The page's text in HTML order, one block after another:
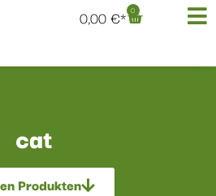
0,00€ 0
cat
Produkten